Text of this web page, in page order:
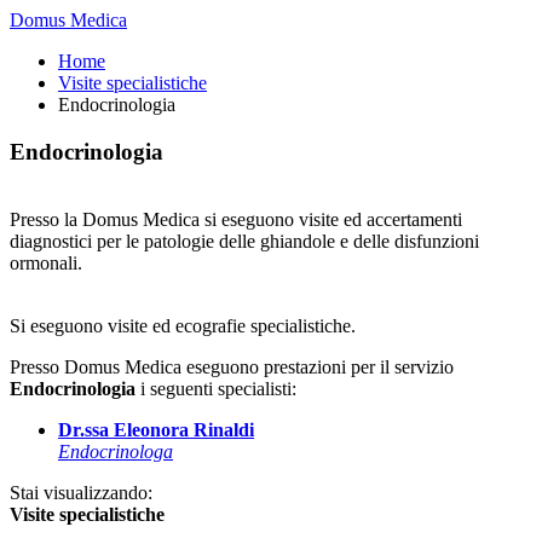
Domus Medica
Home
Visite specialistiche
Endocrinologia
Endocrinologia
Presso la Domus Medica si eseguono visite ed accertamenti
diagnostici per le patologie delle ghiandole e delle disfunzioni
ormonali.
Si eseguono visite ed ecografie specialistiche.
Presso Domus Medica eseguono prestazioni per il servizio
Endocrinologia i seguenti specialisti:
Dr.ssa Eleonora Rinaldi
Endocrinologa
Stai visualizzando:
Visite specialistiche